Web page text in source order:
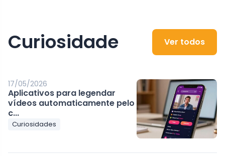
Curiosidade Ver todos
17/05/2026
Aplicativos para legendar
vídeos automaticamente pelo
c...
Curiosidades